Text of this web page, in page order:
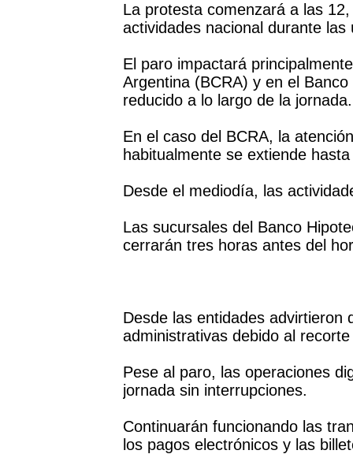
La protesta comenzará a las
actividades nacional durante
El paro impactará
Argentina (BCRA) y en el
reducido a lo largo de la jornada.
En el caso del BCRA, la
habitualmente se extiende
Desde el mediodía, las
Las sucursales del Banco
cerrarán tres horas antes del
Desde las entidades advirtieron
administrativas debido al
Pese al paro, las operaciones
jornada sin interrupciones.
Continuarán funcionando las
los pagos electrónicos y las